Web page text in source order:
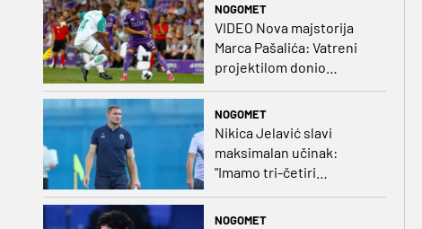
NOGOMET
VIDEO Nova majstorija
Marca Pašalića: Vatreni
projektilom donio
NOGOMET
Nikica Jelavić slavi
maksimalan učinak:
"Imamo tri-četiri
NOGOMET